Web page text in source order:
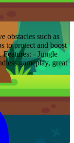
obstacles such as
to protect and boost
- Jungle
gameplay, great